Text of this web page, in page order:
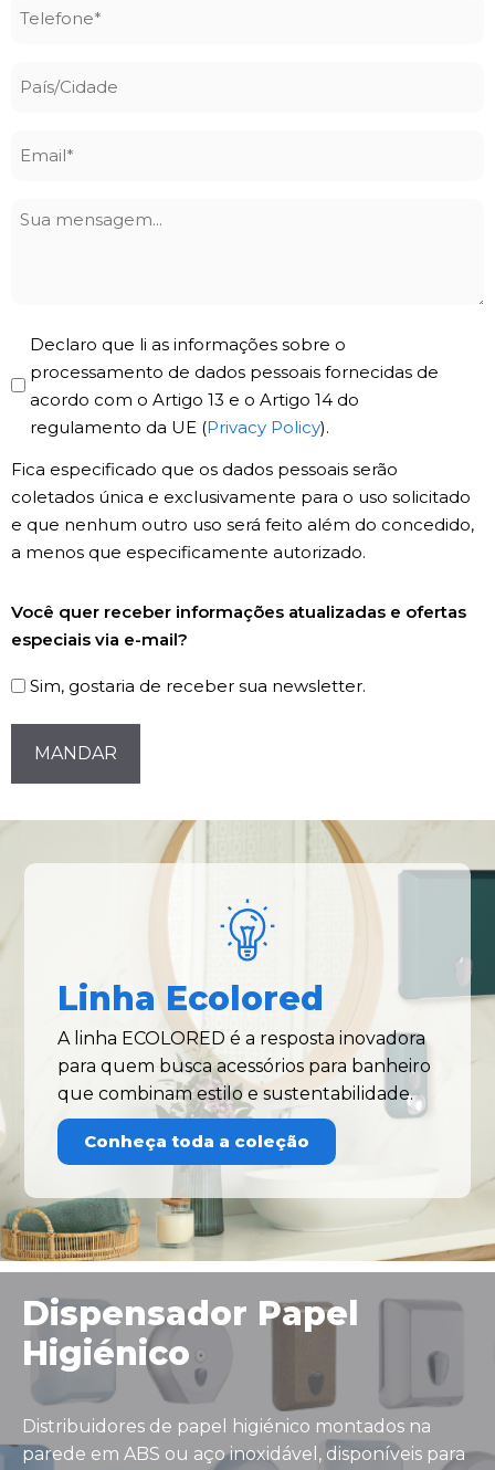
Sua
Privacy
Policy
Declaro que li as informações sobre o
processamento de dados pessoais fornecidas de
acordo com o Artigo 13 e o Artigo 14 do
regulamento da UE (Privacy Policy).
Fica especificado que os dados pessoais serão
coletados única e exclusivamente para o uso solicitado
e que nenhum outro uso será feito além do concedido,
a menos que especificamente autorizado.
de
Newsletter
Você quer receber informações atualizadas e ofertas
especiais via e-mail?
Sim, gostaria de receber sua newsletter.
CAPTCHA
Linha Ecolored
A linha ECOLORED é a resposta inovadora
para quem busca acessórios para banheiro
que combinam estilo e sustentabilidade.
Conheça toda a coleção
Dispensador Papel
Higiénico
Distribuidores de papel higiénico montados na
parede em ABS ou aço inoxidável, disponíveis para